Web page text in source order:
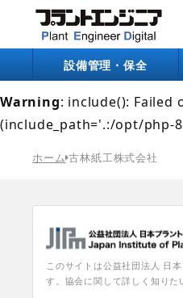
設備管理・保全
Warning: include(/home/
/home/jiopm2024/pe-
Warning: include():
(include_path='.:/opt/php-
ホーム 古林紙工株式会社
このサイトは公益社団法人 日
す。協会に関して詳しく知りた